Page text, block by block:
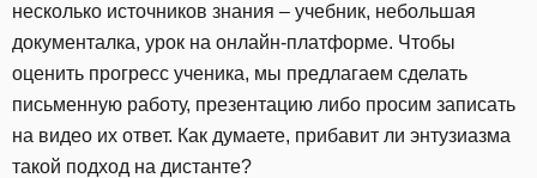
несколько источников знания – учебник, небольшая
документалка, урок на онлайн-платформе. Чтобы
оценить прогресс ученика, мы предлагаем сделать
письменную работу, презентацию либо просим записать
на видео их ответ. Как думаете, прибавит ли энтузиазма
такой подход на дистанте?